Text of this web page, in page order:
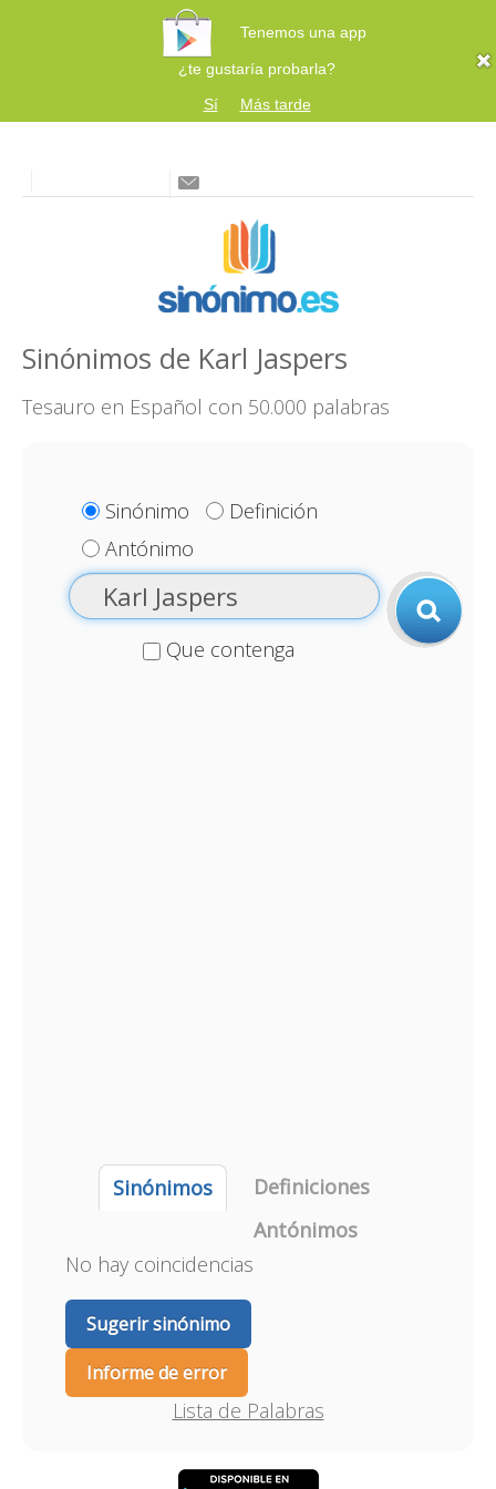
Tenemos una app
¿te gustaría probarla?
Sí
Más tarde
Sinónimos de Karl Jaspers
Tesauro en Español con 50.000 palabras
Sinónimo
Definición
Antónimo
Que contenga
Sinónimos
Definiciones
Antónimos
No hay coincidencias
Sugerir sinónimo
Informe de error
Lista de Palabras